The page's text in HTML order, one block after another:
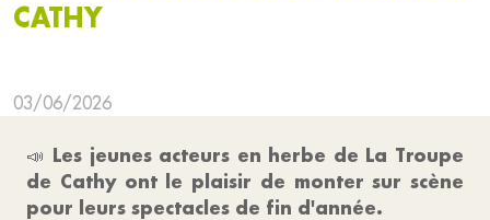
CATHY
03/06/2026
📣 Les jeunes acteurs en herbe de La Troupe
de Cathy ont le plaisir de monter sur scène
pour leurs spectacles de fin d'année.